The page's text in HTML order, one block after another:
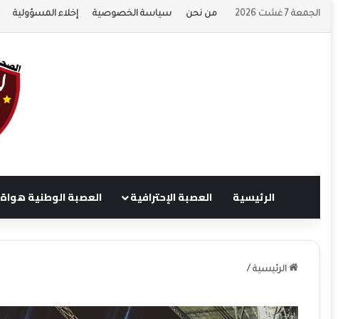
الجمعة 7 غشت 2026 من نحن سياسة الخصوصية إخلاء المسؤولية
الرئيسية العصبة الإحترافية العصبة الوطنية هواة
الرئيسية /